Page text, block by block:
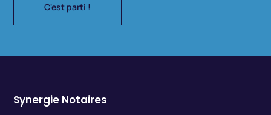
C'est parti !
Synergie Notaires